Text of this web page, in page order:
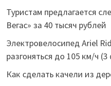
Туристам предлагается
Вегас» за 40 тысяч рублей
Электровелосипед Ariel
разгоняться до 105 км/ч
Как сделать качели из